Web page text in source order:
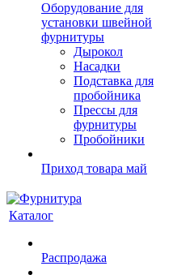
Оборудование для
установки швейной
фурнитуры
Дырокол
Насадки
Подставка для
пробойника
Прессы для
фурнитуры
Пробойники
Приход товара май
Каталог
Распродажа